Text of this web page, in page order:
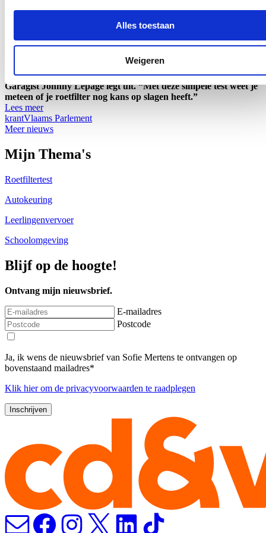
Alles toestaan
Weigeren
omwille van een te hoge roetuitstoot. Dat blijkt uit cijfers van de
(CD&V) opvroeg. Welke wagens worden vooral getroffen? En
wat kun je doen om toch met je diesel te blijven rijden?
Garagist Johnny Lepage legt uit. “Met deze simpele test weet je
meteen of je roetfilter nog kans op slagen heeft.”
Lees meer
krantVlaams Parlement
Meer nieuws
Mijn Thema's
Roetfiltertest
Autokeuring
Leerlingenvervoer
Schoolomgeving
Blijf op de hoogte!
Ontvang mijn nieuwsbrief.
E-mailadres
Postcode
Ja, ik wens de nieuwsbrief van Sofie Mertens te ontvangen op
bovenstaand mailadres*
Klik hierom de privacyvoorwaarden te raadplegen